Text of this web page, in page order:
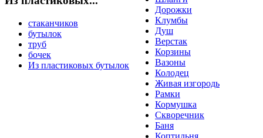
стаканчиков
бутылок
труб
бочек
Из пластиковых бутылок
Дорожки
Клумбы
Душ
Верстак
Корзины
Вазоны
Колодец
Живая изгородь
Рамки
Кормушка
Скворечник
Баня